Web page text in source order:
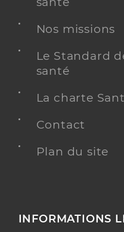
Nos missions
Le Standard
santé
La charte
Contact
Plan du site
INFORMATIONS